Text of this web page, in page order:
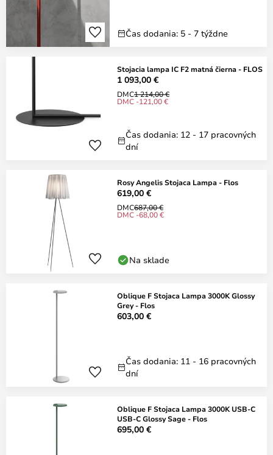
Čas dodania: 5 - 7 týždne
Stojacia lampa IC F2 matná čierna - FLOS
1 093,00 €
DMC1 214,00 €
DMC -121,00 €
Čas dodania: 12 - 17 pracovných
dní
Rosy Angelis Stojaca Lampa - Flos
619,00 €
DMC687,00 €
DMC -68,00 €
Na sklade
Oblique F Stojaca Lampa 3000K Glossy
Grey - Flos
603,00 €
Čas dodania: 11 - 16 pracovných
dní
Oblique F Stojaca Lampa 3000K USB-C
USB-C Glossy Sage - Flos
695,00 €